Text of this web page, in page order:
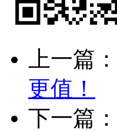
上一篇：
更值！
下一篇：